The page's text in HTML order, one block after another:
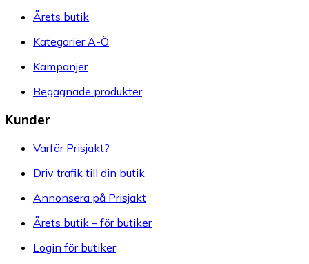
Årets butik
Kategorier A-Ö
Kampanjer
Begagnade produkter
Kunder
Varför Prisjakt?
Driv trafik till din butik
Annonsera på Prisjakt
Årets butik – för butiker
Login för butiker